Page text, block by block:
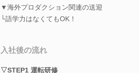
▼海外プロダクション関連の送迎
└語学力はなくてもOK！
入社後の流れ
▽STEP1 運転研修